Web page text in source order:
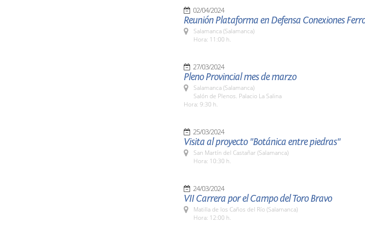
02/04/2024
Reunión Plataforma en Defensa Conexiones
Salamanca (Salamanca)
Hora: 11:00 h.
27/03/2024
Pleno Provincial mes de marzo
Salamanca (Salamanca)
Salón de Plenos. Palacio La Salina
Hora: 9:30 h.
25/03/2024
Visita al proyecto "Botánica entre piedras"
San Martín del Castañar (Salamanca)
Hora: 10:30 h.
24/03/2024
VII Carrera por el Campo del Toro Bravo
Matilla de los Caños del Río (Salamanca)
Hora: 12:00 h.